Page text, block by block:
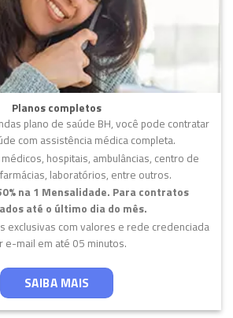
Planos completos
plano de saúde BH, você pode contratar
com assistência médica completa.
hospitais, ambulâncias, centro de
laboratórios, entre outros.
na 1 Mensalidade. Para contratos
até o último dia do mês.
exclusivas com valores e rede credenciada
e-mail em até 05 minutos.
SAIBA MAIS